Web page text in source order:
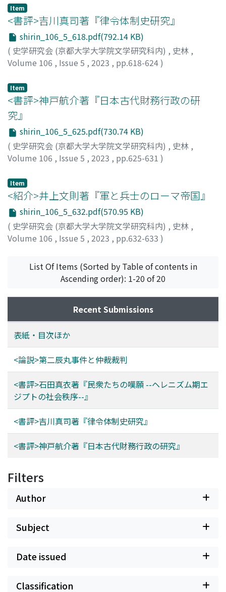
は、仲裁裁判を双方の合意に基づく裁判というより国際社
会の「公論」による正義の実現と捉える中国の「公断」観
を強めた。
Item
<書評>吉川真司著『律令体制史研究』
shirin_106_5_618.pdf(792.14 KB)
( 史学研究会 (京都大学大学院文学研究科内) , 史林 ,
Volume 106 , Issue 5 , 2023 , pp.618-624)
Item
<書評>神戸航介著『日本古代財務行政の研
究』
shirin_106_5_625.pdf(730.74 KB)
( 史学研究会 (京都大学大学院文学研究科内) , 史林 ,
Volume 106 , Issue 5 , 2023 , pp.625-631 )
Item
<紹介>井上文則著『軍と兵士のローマ帝国』
shirin_106_5_632.pdf(570.95 KB)
( 史学研究会 (京都大学大学院文学研究科内) , 史林 ,
Volume 106 , Issue 5 , 2023 , pp.632-633 )
List Of Items (Sorted by Table of contents in
Ascending order): 1-20 of 20
Recent Submissions
表紙・目次ほか
<論説>第二辰丸事件と仲裁裁判
<書評>石田真衣著『民衆たちの嘆願 --ヘレニズム期エ
ジプトの社会秩序--』
<書評>吉川真司著『律令体制史研究』
<書評>神戸航介著『日本古代財務行政の研究』
Filters
Author
Subject
Date issued
Classification